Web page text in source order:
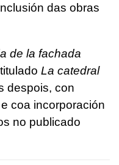
das obras
de la fachada
La catedral
despois, con
coa incorporación
no publicado